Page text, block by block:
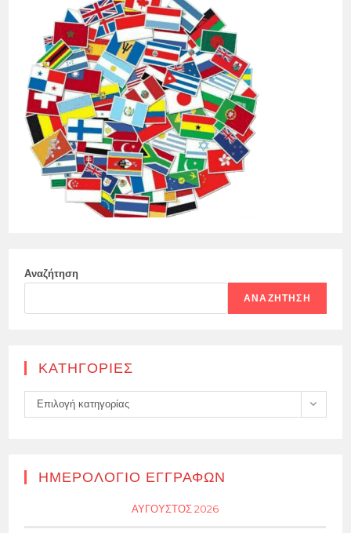
Αναζήτηση
ΑΝΑΖΉΤΗΣΗ
KΑΤΗΓΟΡΊΕΣ
Kατηγορίες
Επιλογή κατηγορίας
ΗΜΕΡΟΛΌΓΙΟ ΕΓΓΡΑΦΏΝ
ΑΎΓΟΥΣΤΟΣ 2026